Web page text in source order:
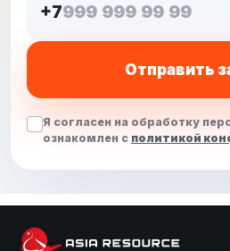
+7
Отправить
Я согласен на обработку
ознакомлен с политикой